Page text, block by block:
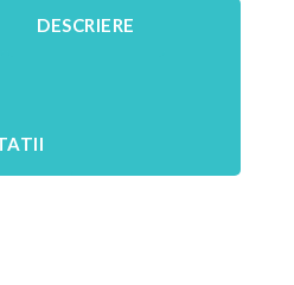
DESCRIERE